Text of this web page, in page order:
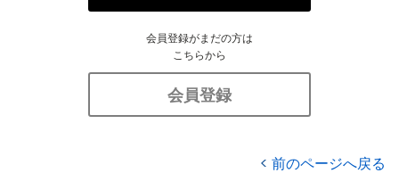
会員登録がまだの方は
こちらから
会員登録
前のページへ戻る